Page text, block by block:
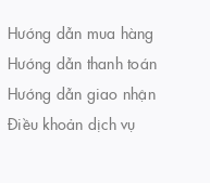
Hướng dẫn mua hàng
Hướng dẫn thanh toán
Hướng dẫn giao nhận
Điều khoản dịch vụ